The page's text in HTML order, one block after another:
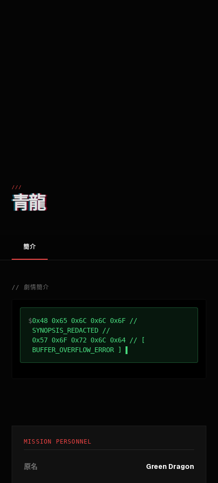
///
青龍
簡介
// 劇情簡介
$0x48 0x65 0x6C 0x6C 0x6F //
SYNOPSIS_REDACTED //
0x57 0x6F 0x72 0x6C 0x64 // [
BUFFER_OVERFLOW_ERROR ]
MISSION PERSONNEL
原名 Green Dragon